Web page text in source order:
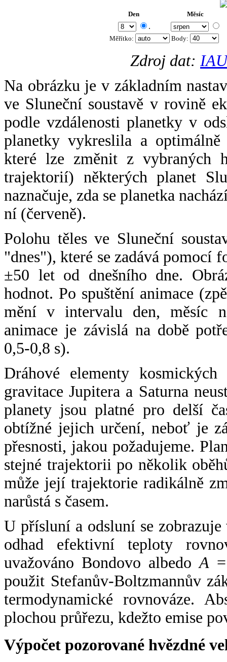
Den Měsíc
.
Měřítko: Body:
Zdroj dat:
Na obrázku je v základním
ve Sluneční soustavě v rovině
podle vzdálenosti planetky v
planetky vykreslila a
které lze změnit z vybraných
trajektorií) některých planet
naznačuje, zda se planetka
ní (červeně).
Polohu těles ve Sluneční
"dnes"), které se zadává pomocí
±50 let od dnešního dne.
hodnot. Po spuštění animace
mění v intervalu den, měsíc
animace je závislá na době
0,5-0,8 s).
Dráhové elementy
gravitace Jupitera a Saturna
planety jsou platné pro delší
obtížné jejich určení, neboť je
přesnosti, jakou požadujeme.
stejné trajektorii po několik
může její trajektorie radikálně
narůstá s časem.
U přísluní a odsluní se
odhad efektivní teploty
uvažováno Bondovo albedoA
použit Stefanův-Boltzmannův
termodynamické rovnováze.
plochou průřezu, kdežto emise
Výpočet pozorované hvězdné